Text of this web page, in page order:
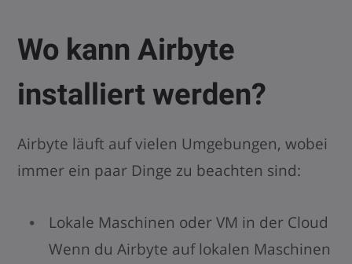
Wo kann Airbyte
installiert werden?
Airbyte läuft auf vielen Umgebungen, wobei
immer ein paar Dinge zu beachten sind:
Lokale Maschinen oder VM in der Cloud
Wenn du Airbyte auf lokalen Maschinen